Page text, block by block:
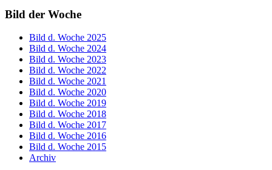
Bild der Woche
Bild d. Woche 2025
Bild d. Woche 2024
Bild d. Woche 2023
Bild d. Woche 2022
Bild d. Woche 2021
Bild d. Woche 2020
Bild d. Woche 2019
Bild d. Woche 2018
Bild d. Woche 2017
Bild d. Woche 2016
Bild d. Woche 2015
Archiv